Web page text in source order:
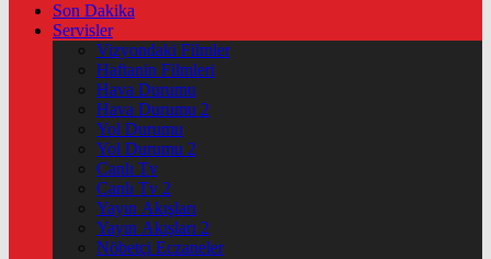
Son Dakika
Servisler
Vizyondaki Filmler
Haftanin Filmleri
Hava Durumu
Hava Durumu 2
Yol Durumu
Yol Durumu 2
Canlı Tv
Canlı Tv 2
Yayın Akışları
Yayın Akışları 2
Nöbetçi Eczaneler